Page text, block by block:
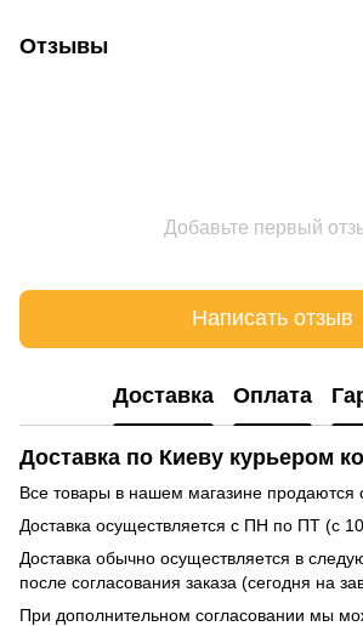
Отзывы
Добавьте первый
Написать отзыв
Доставка Оплата
Доставка по Киеву курьером
Все товары в нашем магазине продаются с
Доставка осуществляется с ПН по ПТ (с
Доставка обычно осуществляется в
после согласования заказа (сегодня на
При дополнительном согласовании мы